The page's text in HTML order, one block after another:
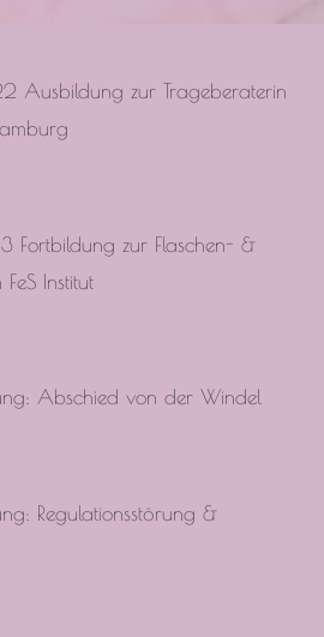
zur Trageberaterin
zur Flaschen- &
Institut
Abschied von der Windel
Regulationsstörung &